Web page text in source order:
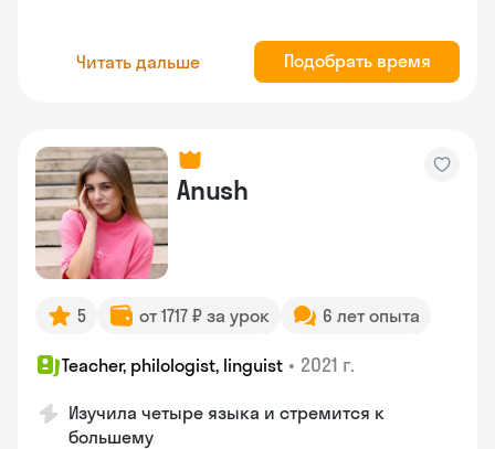
Читать дальше Подобрать время
Anush
5 от 1717 ₽ за урок 6 лет опыта
Teacher, philologist, linguist • 2021 г.
Изучила четыре языка и стремится к
большему